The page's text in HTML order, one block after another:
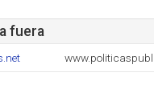
fuera